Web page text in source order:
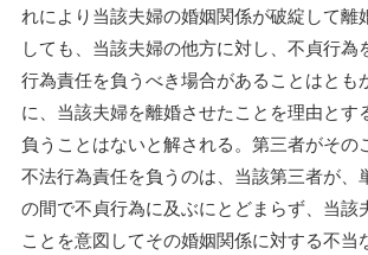
れにより当該夫婦の婚姻関係が破綻して離
しても、当該夫婦の他方に対し、不貞行為
行為責任を負うべき場合があることはとも
に、当該夫婦を離婚させたことを理由とす
負うことはないと解される。第三者がその
不法行為責任を負うのは、当該第三者が、
の間で不貞行為に及ぶにとどまらず、当該
ことを意図してその婚姻関係に対する不当